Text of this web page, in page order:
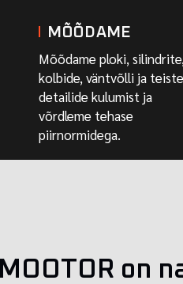
MÕÕDAME
Mõõdame ploki, silindrite,
kolbide, väntvõlli ja teiste
detailide kulumist ja
võrdleme tehase
piirnormidega.
MOOTOR on